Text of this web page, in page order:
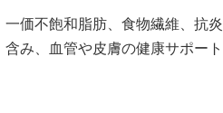
一価不飽和脂肪、食物繊維、抗
含み、血管や皮膚の健康サポー